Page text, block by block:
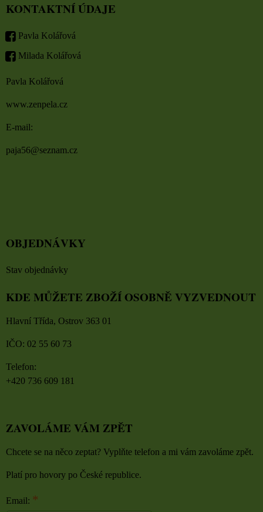
KONTAKTNÍ ÚDAJE
Pavla Kolářová
Milada Kolářová
Pavla Kolářová
www.zenpela.cz
E-mail:
paja56@seznam.cz
OBJEDNÁVKY
Stav objednávky
KDE MŮŽETE ZBOŽÍ OSOBNĚ VYZVEDNOUT
Hlavní Třída, Ostrov 363 01
IČO: 02 55 60 73
Telefon:
+420 736 609 181
ZAVOLÁME VÁM ZPĚT
Chcete se na něco zeptat? Vyplňte telefon a mi vám zavoláme zpět.
Platí pro hovory po České republice.
Email: *